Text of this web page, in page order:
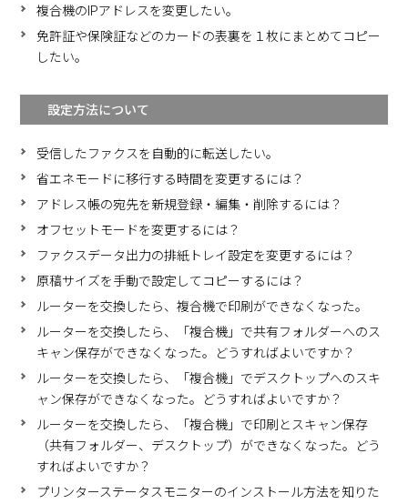
複合機のIPアドレスを変更したい。
免許証や保険証などのカードの表裏を１枚にまとめてコピー
したい。
設定方法について
受信したファクスを自動的に転送したい。
省エネモードに移行する時間を変更するには？
アドレス帳の宛先を新規登録・編集・削除するには？
オフセットモードを変更するには？
ファクスデータ出力の排紙トレイ設定を変更するには？
原稿サイズを手動で設定してコピーするには？
ルーターを交換したら、複合機で印刷ができなくなった。
ルーターを交換したら、「複合機」で共有フォルダーへのス
キャン保存ができなくなった。どうすればよいですか？
ルーターを交換したら、「複合機」でデスクトップへのスキ
ャン保存ができなくなった。どうすればよいですか？
ルーターを交換したら、「複合機」で印刷とスキャン保存
（共有フォルダー、デスクトップ）ができなくなった。どう
すればよいですか？
プリンターステータスモニターのインストール方法を知りた